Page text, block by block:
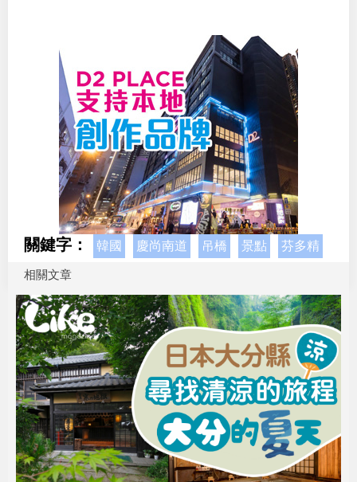
關鍵字： 韓國 慶尚南道 吊橋 景點 芬多精
相關文章